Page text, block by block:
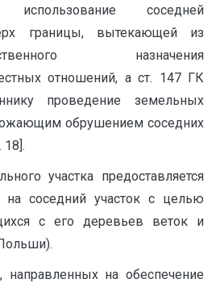
соседней
границы, вытекающей из
назначения
отношений, а ст. 147 ГК
проведение земельных
обрушением соседних
18].
участка предоставляется
на соседний участок с целью
с его деревьев веток и
на обеспечение